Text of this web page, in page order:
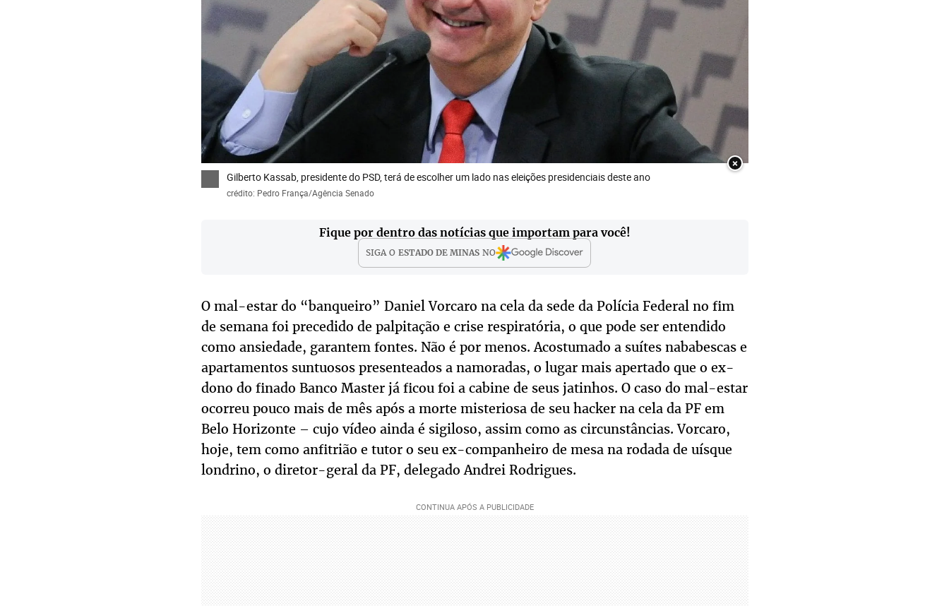
×
Gilberto Kassab, presidente do PSD, terá de escolher um lado nas eleições presidenciais deste ano
crédito: Pedro França/Agência Senado
Fique por dentro das notícias que importam para você!
SIGA O ESTADO DE MINAS NO
O mal-estar do “banqueiro” Daniel Vorcaro na cela da sede da Polícia Federal no fim
de semana foi precedido de palpitação e crise respiratória, o que pode ser entendido
como ansiedade, garantem fontes. Não é por menos. Acostumado a suítes nababescas e
apartamentos suntuosos presenteados a namoradas, o lugar mais apertado que o ex-
dono do finado Banco Master já ficou foi a cabine de seus jatinhos. O caso do mal-estar
ocorreu pouco mais de mês após a morte misteriosa de seu hacker na cela da PF em
Belo Horizonte – cujo vídeo ainda é sigiloso, assim como as circunstâncias. Vorcaro,
hoje, tem como anfitrião e tutor o seu ex-companheiro de mesa na rodada de uísque
londrino, o diretor-geral da PF, delegado Andrei Rodrigues.